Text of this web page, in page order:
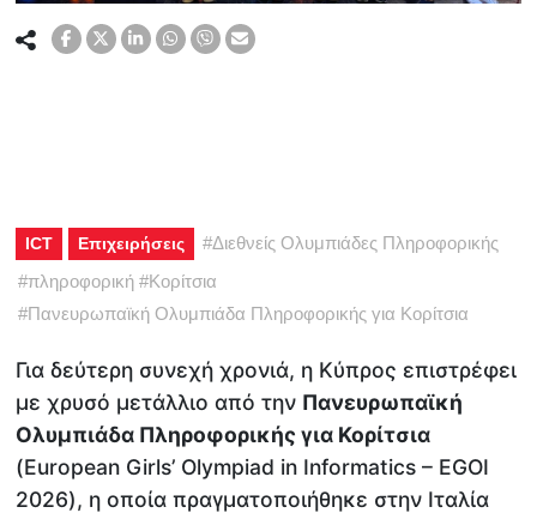
ICT Επιχειρήσεις #Διεθνείς Ολυμπιάδες Πληροφορικής
#πληροφορική #Κορίτσια
#Πανευρωπαϊκή Ολυμπιάδα Πληροφορικής για Κορίτσια
Για δεύτερη συνεχή χρονιά, η Κύπρος επιστρέφει
με χρυσό μετάλλιο από την Πανευρωπαϊκή
Ολυμπιάδα Πληροφορικής για Κορίτσια
(European Girls’ Olympiad in Informatics – EGOI
2026), η οποία πραγματοποιήθηκε στην Ιταλία